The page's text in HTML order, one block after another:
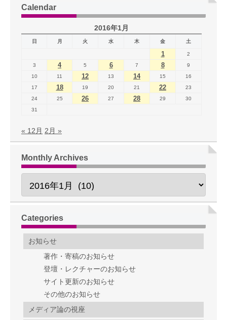
Calendar
2016年1月
日 月 火 水 木 金 土
1
2
3
4 5 6 7 8
9
10
11 12 13 14 15
16
17
18 19 20 21 22
23
24
25 26 27 28 29
30
31
« 12月 2月 »
Monthly Archives
Categories
お知らせ
著作・寄稿のお知らせ
登壇・レクチャーのお知らせ
サイト更新のお知らせ
その他のお知らせ
メディア論の視座